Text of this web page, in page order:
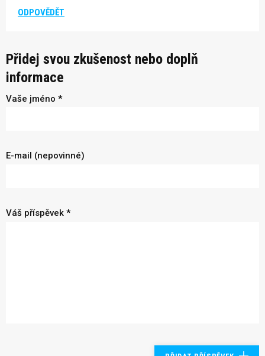
ODPOVĚDĚT
Přidej svou zkušenost nebo doplň
informace
Vaše jméno *
E-mail (nepovinné)
Váš příspěvek *